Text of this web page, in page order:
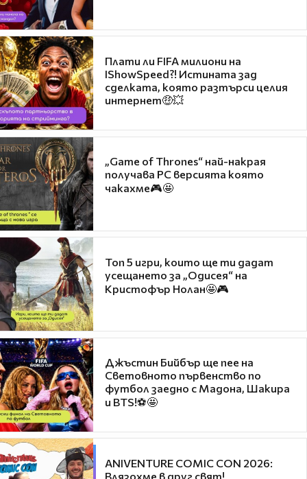
Плати ли FIFA милиони на
IShowSpeed?! Истината зад
сделката, която разтърси целия
интернет🤑💥
„Game of Thrones“ най-накрая
получава PC версията която
чакахме🎮🤩
Топ 5 игри, които ще ти дадат
усещането за „Одисея“ на
Кристофър Нолан🤩🎮
Джъстин Бийбър ще пее на
Световното първенство по
футбол заедно с Мадона, Шакира
и BTS!⚽🤩
ANIVENTURE COMIC CON 2026:
Влязохме в друг свят!